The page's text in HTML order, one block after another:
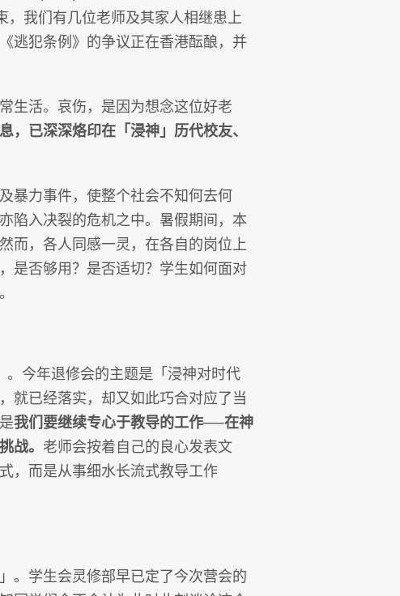
我们有几位老师及其家人相继患上
逃犯条例》的争议正在香港酝酿，并
生活。哀伤，是因为想念这位好老
，已深深烙印在「浸神」历代校友、
暴力事件，使整个社会不知何去何
陷入决裂的危机之中。暑假期间，本
而，各人同感一灵，在各自的岗位上
是否够用？是否适切？学生如何面对
今年退修会的主题是「浸神对时代
就已经落实，却又如此巧合对应了当
我们要继续专心于教导的工作──在神
战。 老师会按着自己的良心发表文
，而是从事细水长流式教导工作
。学生会灵修部早已定了今次营会的